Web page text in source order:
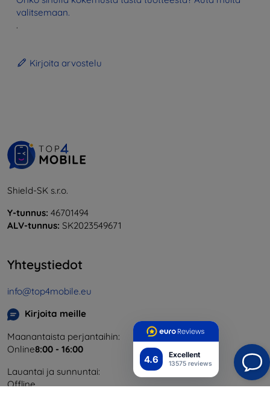
4.6 Excellent
13575 reviews
valitsemaan.
.
Kirjoita arvostelu
Shield-SK s.r.o.
Y-tunnus: 46701494
ALV-tunnus: SK2023549671
Yhteystiedot
info@top4mobile.eu
Kirjoita meille
Maanantaista perjantaihin:
Online8:00 - 16:00
Lauantai ja sunnuntai:
Offline